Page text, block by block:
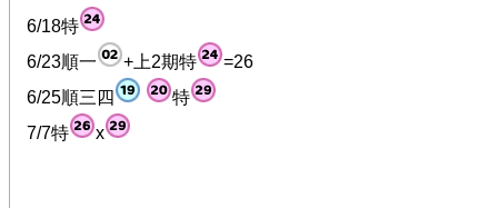
6/18特
6/23順一
+上2期特
=26
6/25順三四
特
7/7特
x